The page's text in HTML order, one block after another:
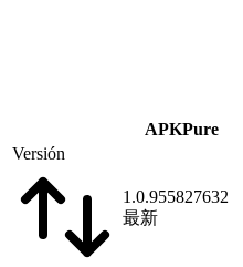
APKPure
Versión
1.0.955827632
最新